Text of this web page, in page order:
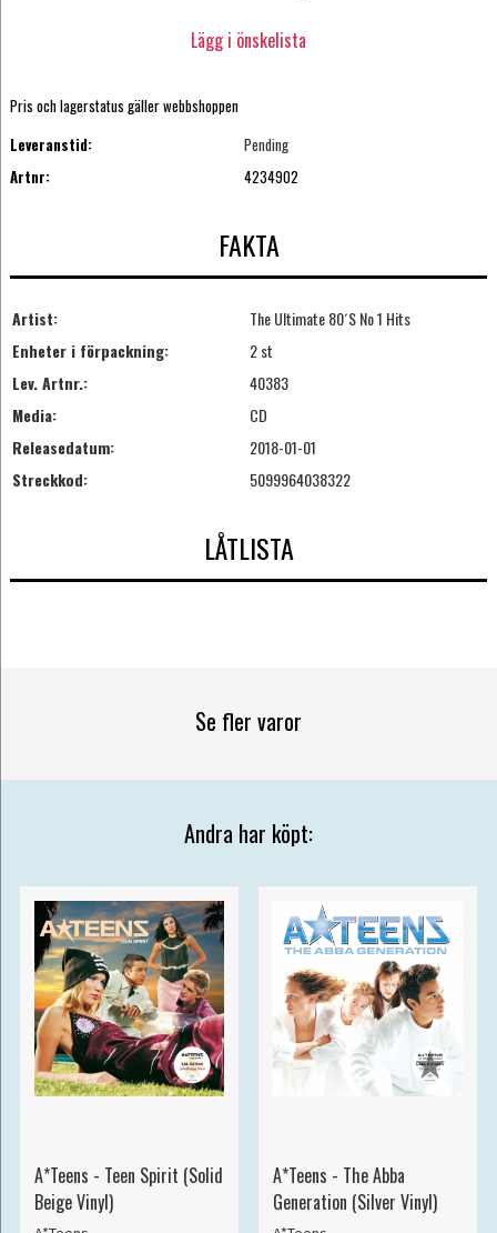
Lägg i önskelista
Pris och lagerstatus gäller webbshoppen
Leveranstid:
Pending
Artnr:
4234902
FAKTA
Artist:
The Ultimate 80´S No 1 Hits
Enheter i förpackning:
2 st
Lev. Artnr.:
40383
Media:
CD
Releasedatum:
2018-01-01
Streckkod:
5099964038322
LÅTLISTA
Se fler varor
Andra har köpt:
A*Teens - Teen Spirit (Solid
Beige Vinyl)
A*Teens - The Abba
Generation (Silver Vinyl)